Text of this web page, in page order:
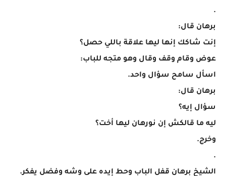
.
برهان قال:
إنت شاكك إنها ليها علاقة باللي حصل؟
عوض وقام وقف وقال وهو متجه للباب:
اسأل سامح سؤال واحد.
برهان قال:
سؤال إيه؟
ليه ما قالكش إن نورهان ليها أخت؟
وخرج.
.
الشيخ برهان قفل الباب وحط إيده على وشه وفضل يفكر.